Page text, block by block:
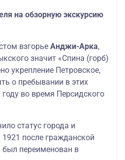
на обзорную экскурсию
взгорье Анджи-Арка,
значит «Спина (горб)
укрепление Петровское,
о пребывании в этих
во время Персидского
статус города и
после гражданской
переименован в